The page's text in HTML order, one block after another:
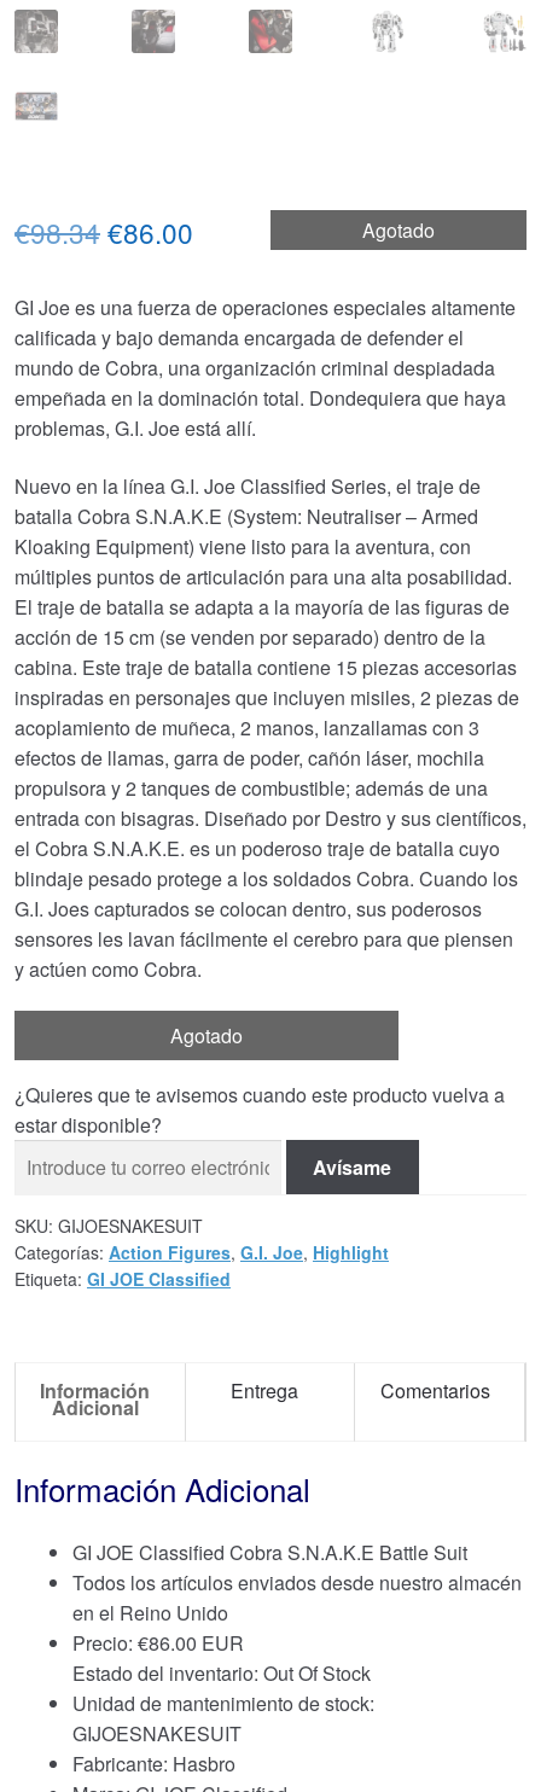
Agotado
€98.34El
original
era:
€98.34.
€86.00
actual
es:
€86.00.
GI Joe es una fuerza de operaciones especiales altamente
calificada y bajo demanda encargada de defender el
mundo de Cobra, una organización criminal despiadada
empeñada en la dominación total. Dondequiera que haya
problemas, G.I. Joe está allí.
Nuevo en la línea G.I. Joe Classified Series, el traje de
batalla Cobra S.N.A.K.E (System: Neutraliser – Armed
Kloaking Equipment) viene listo para la aventura, con
múltiples puntos de articulación para una alta posabilidad.
El traje de batalla se adapta a la mayoría de las figuras de
acción de 15 cm (se venden por separado) dentro de la
cabina. Este traje de batalla contiene 15 piezas accesorias
inspiradas en personajes que incluyen misiles, 2 piezas de
acoplamiento de muñeca, 2 manos, lanzallamas con 3
efectos de llamas, garra de poder, cañón láser, mochila
propulsora y 2 tanques de combustible; además de una
entrada con bisagras. Diseñado por Destro y sus científicos,
el Cobra S.N.A.K.E. es un poderoso traje de batalla cuyo
blindaje pesado protege a los soldados Cobra. Cuando los
G.I. Joes capturados se colocan dentro, sus poderosos
sensores les lavan fácilmente el cerebro para que piensen
y actúen como Cobra.
Agotado
¿Quieres que te avisemos cuando este producto vuelva a
estar disponible?
Avísame
SKU: GIJOESNAKESUIT
Categorías: Action Figures, G.I. Joe, Highlight
Etiqueta: GI JOE Classified
Información
Adicional
Entrega Comentarios
Información Adicional
GI JOE Classified Cobra S.N.A.K.E Battle Suit
Todos los artículos enviados desde nuestro almacén
en el Reino Unido
Precio: €86.00 EUR
Estado del inventario: Out Of Stock
Unidad de mantenimiento de stock:
GIJOESNAKESUIT
Fabricante: Hasbro